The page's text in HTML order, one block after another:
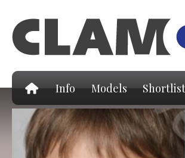
Info Models Shortlist